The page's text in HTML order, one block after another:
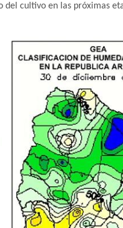
cultivo en las próximas